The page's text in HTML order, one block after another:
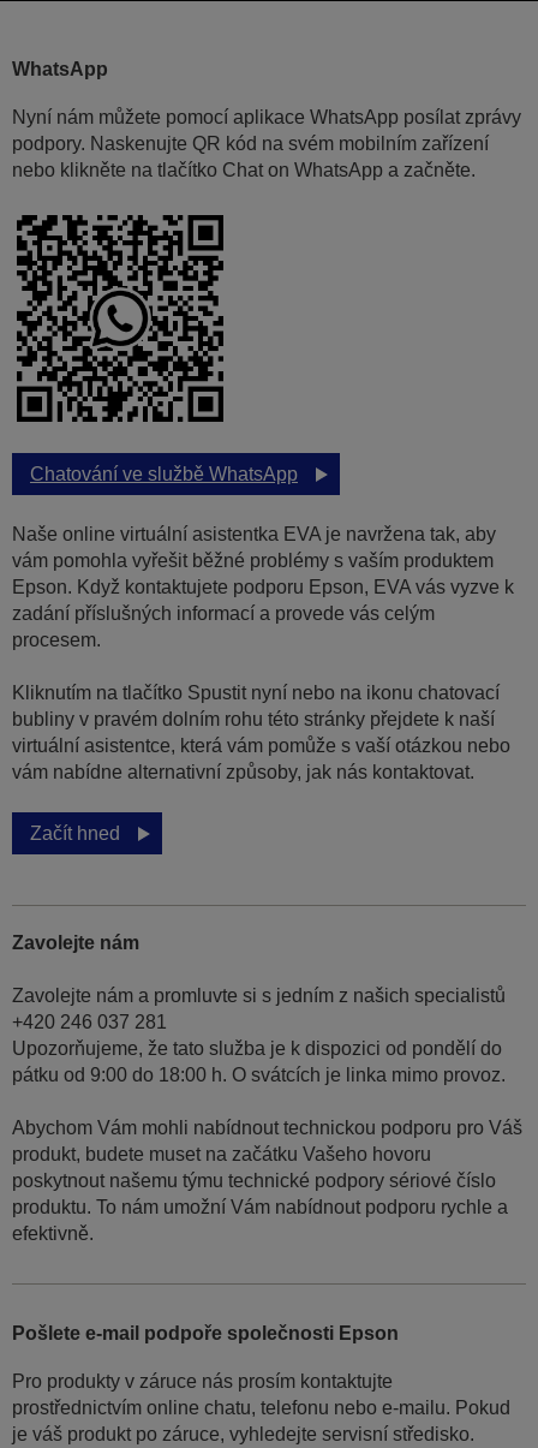
WhatsApp
Nyní nám můžete pomocí aplikace WhatsApp posílat zprávy
podpory. Naskenujte QR kód na svém mobilním zařízení
nebo klikněte na tlačítko Chat on WhatsApp a začněte.
Chatování ve službě WhatsApp
Naše online virtuální asistentka EVA je navržena tak, aby
vám pomohla vyřešit běžné problémy s vaším produktem
Epson. Když kontaktujete podporu Epson, EVA vás vyzve k
zadání příslušných informací a provede vás celým
procesem.
Kliknutím na tlačítko Spustit nyní nebo na ikonu chatovací
bubliny v pravém dolním rohu této stránky přejdete k naší
virtuální asistentce, která vám pomůže s vaší otázkou nebo
vám nabídne alternativní způsoby, jak nás kontaktovat.
Začít hned
Zavolejte nám
Zavolejte nám a promluvte si s jedním z našich specialistů
+420 246 037 281
Upozorňujeme, že tato služba je k dispozici od pondělí do
pátku od 9:00 do 18:00 h. O svátcích je linka mimo provoz.
Abychom Vám mohli nabídnout technickou podporu pro Váš
produkt, budete muset na začátku Vašeho hovoru
poskytnout našemu týmu technické podpory sériové číslo
produktu. To nám umožní Vám nabídnout podporu rychle a
efektivně.
Pošlete e-mail podpoře společnosti Epson
Pro produkty v záruce nás prosím kontaktujte
prostřednictvím online chatu, telefonu nebo e-mailu. Pokud
je váš produkt po záruce, vyhledejte servisní středisko.